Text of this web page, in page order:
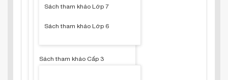
Sách tham khảo Lớp 7
Sách tham khảo Lớp 6
Sách tham khảo Cấp 3